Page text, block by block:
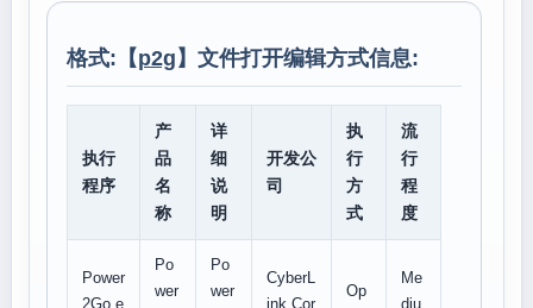
格式:【p2g 】文件打开编辑方式信息:
执行
程序
产
品
名
称
详
细
说
明
开发公
司
执
行
方
式
流
行
程
度
Power
2Go.e
Po
wer
Po
wer
CyberL
ink Cor
Op
Me
diu